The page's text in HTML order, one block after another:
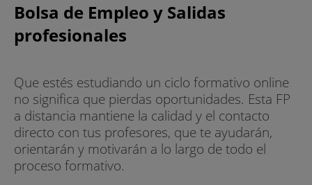
Bolsa de Empleo y Salidas
profesionales
Que estés estudiando un ciclo formativo online
no significa que pierdas oportunidades. Esta FP
a distancia mantiene la calidad y el contacto
directo con tus profesores, que te ayudarán,
orientarán y motivarán a lo largo de todo el
proceso formativo.